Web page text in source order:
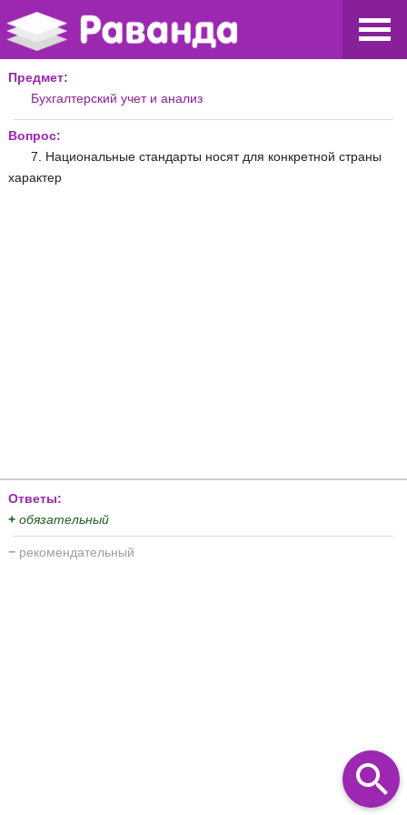
Предмет:
Бухгалтерский учет и анализ
Вопрос:
7. Национальные стандарты носят для конкретной страны
характер
Ответы:
+ обязательный
− рекомендательный